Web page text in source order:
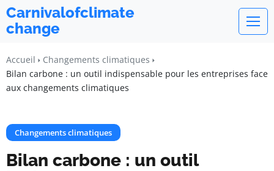
Carnivalofclimate
change
Accueil
Changements climatiques
Bilan carbone : un outil indispensable pour les entreprises face
aux changements climatiques
Changements climatiques
Bilan carbone : un outil